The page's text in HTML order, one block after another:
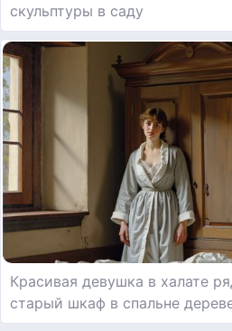
скульптуры в саду
Красивая девушка в халате
старый шкаф в спальне